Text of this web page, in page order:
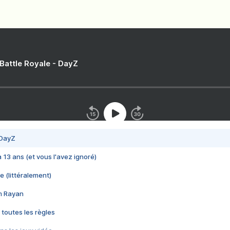
Royale - DayZ
13 ans (et vous l'avez ignoré)
(littéralement)
Rayan
toutes les règles